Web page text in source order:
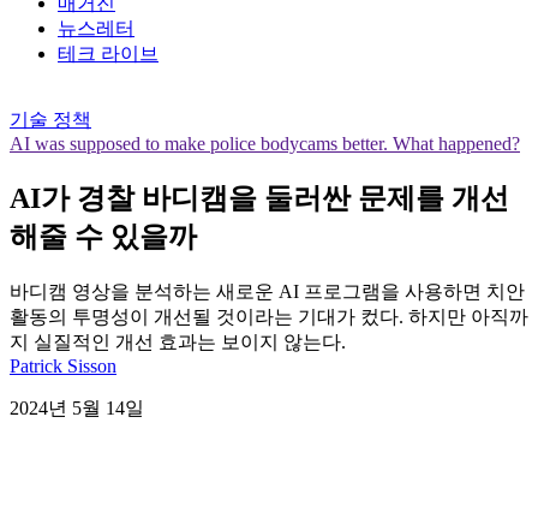
뉴스레터
테크 라이브
기술 정책
AI was supposed to make police bodycams better. What happened?
AI가 경찰 바디캠을 둘러싼 문제를 개선
해줄 수 있을까
바디캠 영상을 분석하는 새로운 AI 프로그램을 사용하면 치안
활동의 투명성이 개선될 것이라는 기대가 컸다. 하지만 아직까
지 실질적인 개선 효과는 보이지 않는다.
Patrick Sisson
2024년 5월 14일